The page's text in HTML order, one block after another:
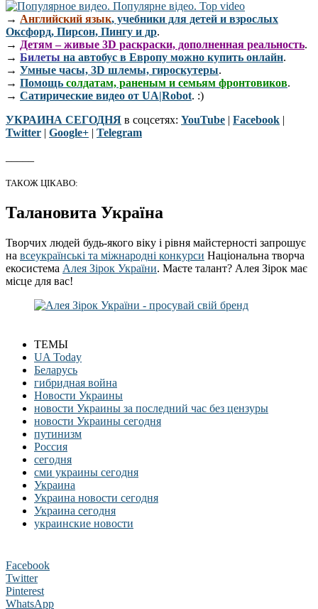
→ Английский язык, учебники для детей и взрослых
Оксфорд, Пирсон, Пингу и др.
→ Детям – живые 3D раскраски, дополненная реальность.
→ Билеты на автобус в Европу можно купить онлайн.
→ Умные часы, 3D шлемы, гироскутеры.
→ Помощь солдатам, раненым и семьям фронтовиков.
→ Сатирические видео от UA|Robot. :)
УКРАИНА СЕГОДНЯ в соцсетях: YouTube | Facebook |
Twitter | Google+ | Telegram
ТАКОЖ ЦІКАВО:
Талановита Україна
Творчих людей будь-якого віку і рівня майстерності запрошує
на всеукраїнські та міжнародні конкурси Національна творча
екосистема Алея Зірок України. Маєте талант? Алея Зірок має
місце для вас!
ТЕМЫ
UA Today
Беларусь
гибридная война
Новости Украины
новости Украины за последний час без цензуры
новости Украины сегодня
путинизм
Россия
сегодня
сми украины сегодня
Украина
Украина новости сегодня
Украина сегодня
украинские новости
Facebook
Twitter
Pinterest
WhatsApp